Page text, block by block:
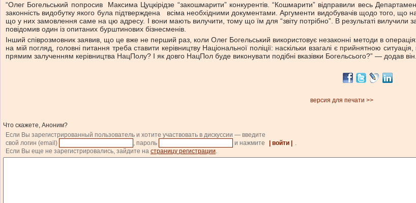
“Олег Богельський попросив Максима Цуцкірідзе “закошмарити” конкурентів. “Кошмарити” відправили весь
законність видобутку якого була підтверждена всіма необхідними документами. Аргументи видобувачів щодо того, що
що у них замовлення саме на цю адресу. І вони мають вилучити, тому що їм для “звіту потрібно”. В результаті
повідомив один із опитаних бурштинових бізнесменів.
Інший співрозмовник заявив, що це вже не перший раз, коли Олег Богельський використовує незаконні методи в
на мій погляд, головні питання треба ставити керівництву Національної поліції: наскільки взагалі є прийнятною
прямим залученням керівництва НацПолу? І як довго НацПол буде виконувати подібні вказівки Богельсього?” — додав він.
версия для печати >>
Что скажете, Аноним?
Если Вы зарегистрированный пользователь и хотите участвовать в дискуссии — введите
свой логин (email)
, пароль и нажмите | войти |
.
Если Вы еще не зарегистрировались, зайдите на страницу регистрации.